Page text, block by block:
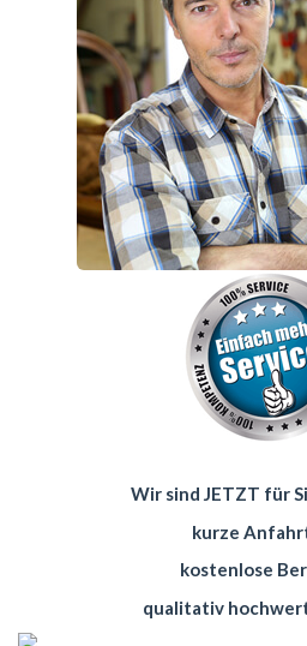
Wir sind JETZT für
kurze
kostenlose
qualitativ